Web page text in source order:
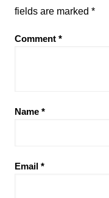
fields are marked *
Comment *
Name *
Email *